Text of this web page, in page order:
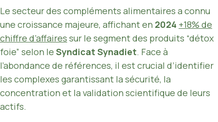
Le secteur des compléments alimentaires a connu
une croissance majeure, affichant en 2024 +18% de
chiffre d’affaires sur le segment des produits “détox
foie” selon le Syndicat Synadiet. Face à
l’abondance de références, il est crucial d’identifier
les complexes garantissant la sécurité, la
concentration et la validation scientifique de leurs
actifs.